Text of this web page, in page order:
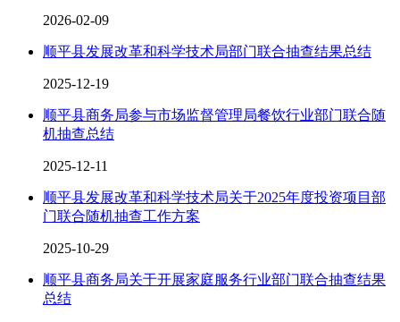
2026-02-09
顺平县发展改革和科学技术局部门联合抽查结果总结
2025-12-19
顺平县商务局参与市场监督管理局餐饮行业部门联合随
机抽查总结
2025-12-11
顺平县发展改革和科学技术局关于2025年度投资项目部
门联合随机抽查工作方案
2025-10-29
顺平县商务局关于开展家庭服务行业部门联合抽查结果
总结